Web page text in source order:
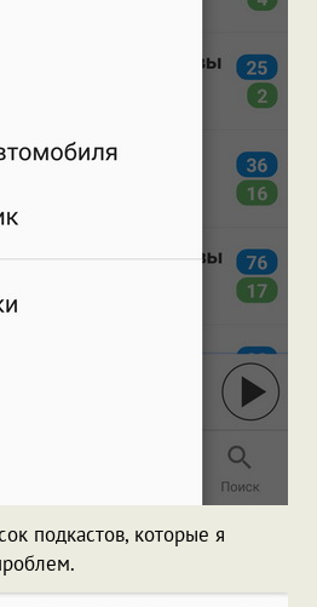
подкастов, которые я